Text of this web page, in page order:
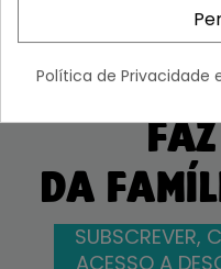
DA
SUBSCREVER,
ACESSO A
Política de Privacidade